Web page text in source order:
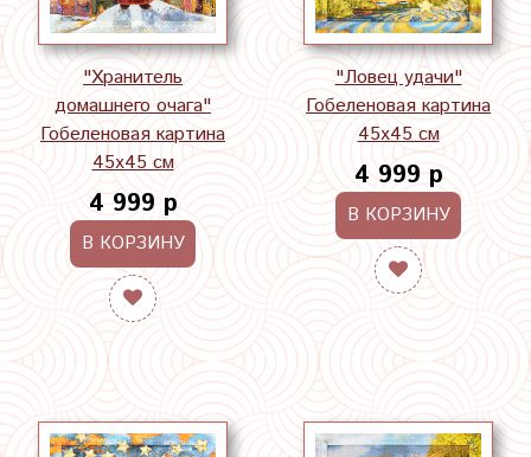
"Хранитель
домашнего очага"
Гобеленовая картина
45х45 см
4 999 р
В КОРЗИНУ
"Ловец удачи"
Гобеленовая картина
45х45 см
4 999 р
В КОРЗИНУ